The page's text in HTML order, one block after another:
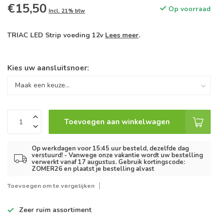
€15,50 Incl. 21% btw Op voorraad
TRIAC LED Strip voeding 12v Lees meer.
Kies uw aansluitsnoer:
Toevoegen aan winkelwagen
Op werkdagen voor 15:45 uur besteld, dezelfde dag
verstuurd! - Vanwege onze vakantie wordt uw bestelling
verwerkt vanaf 17 augustus. Gebruik kortingscode:
ZOMER26 en plaatst je bestelling alvast
Toevoegen om te vergelijken
Zeer ruim assortiment